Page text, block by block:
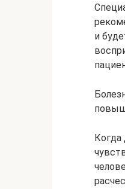
и
Когда